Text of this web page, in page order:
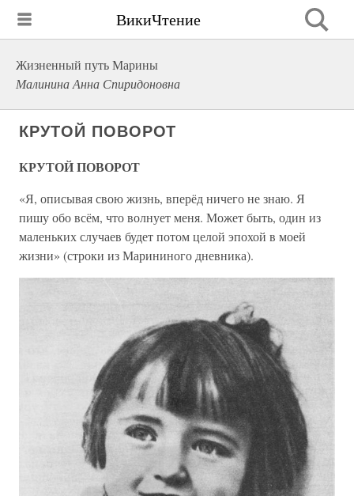
ВикиЧтение
Жизненный путь Марины
Малинина Анна Спиридоновна
КРУТОЙ ПОВОРОТ
КРУТОЙ ПОВОРОТ
«Я, описывая свою жизнь, вперёд ничего не знаю. Я
пишу обо всём, что волнует меня. Может быть, один из
маленьких случаев будет потом целой эпохой в моей
жизни» (строки из Марининого дневника).